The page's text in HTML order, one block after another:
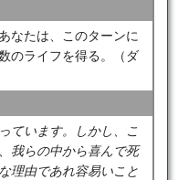
なたは、このターンに
のライフを得る。（ダ
ています。しかし、こ
我らの中から喜んで死
理由であれ容易いこと